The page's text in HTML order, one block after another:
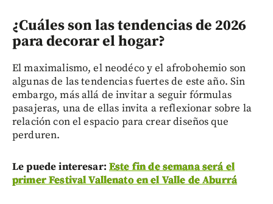
¿Cuáles son las tendencias de 2026
para decorar el hogar?
El maximalismo, el neodéco y el afrobohemio son
algunas de las tendencias fuertes de este año. Sin
embargo, más allá de invitar a seguir fórmulas
pasajeras, una de ellas invita a reflexionar sobre la
relación con el espacio para crear diseños que
perduren.
Le puede interesar: Este fin de semana será el
primer Festival Vallenato en el Valle de Aburrá